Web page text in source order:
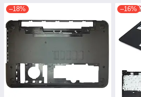
–18% –16%